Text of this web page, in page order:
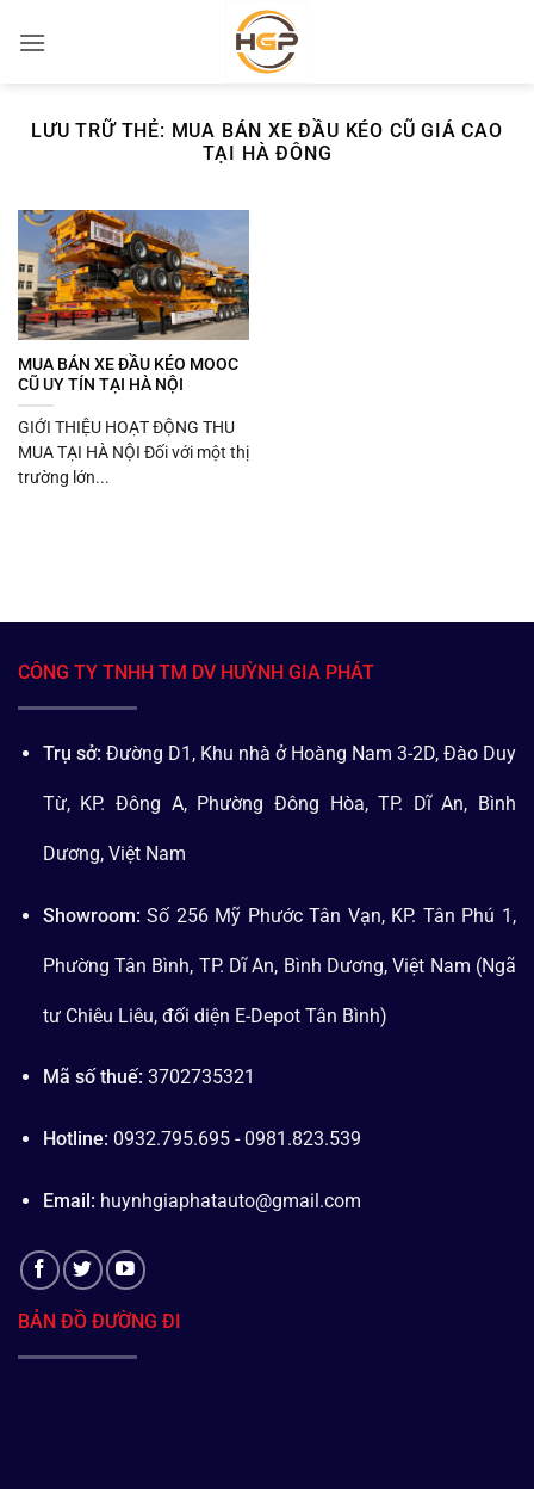
qua
LƯU TRỮ THẺ: MUA BÁN XE ĐẦU KÉO CŨ GIÁ CAO
TẠI HÀ ĐÔNG
MUA BÁN XE ĐẦU KÉO MOOC
CŨ UY TÍN TẠI HÀ NỘI
GIỚI THIỆU HOẠT ĐỘNG THU
MUA TẠI HÀ NỘI Đối với một thị
trường lớn...
CÔNG TY TNHH TM DV HUỲNH GIA PHÁT
Trụ sở: Đường D1, Khu nhà ở Hoàng Nam 3-2D, Đào Duy
Từ, KP. Đông A, Phường Đông Hòa, TP. Dĩ An, Bình
Dương, Việt Nam
Showroom: Số 256 Mỹ Phước Tân Vạn, KP. Tân Phú 1,
Phường Tân Bình, TP. Dĩ An, Bình Dương, Việt Nam (Ngã
tư Chiêu Liêu, đối diện E-Depot Tân Bình)
Mã số thuế: 3702735321
Hotline: 0932.795.695 - 0981.823.539
Email: huynhgiaphatauto@gmail.com
BẢN ĐỒ ĐƯỜNG ĐI